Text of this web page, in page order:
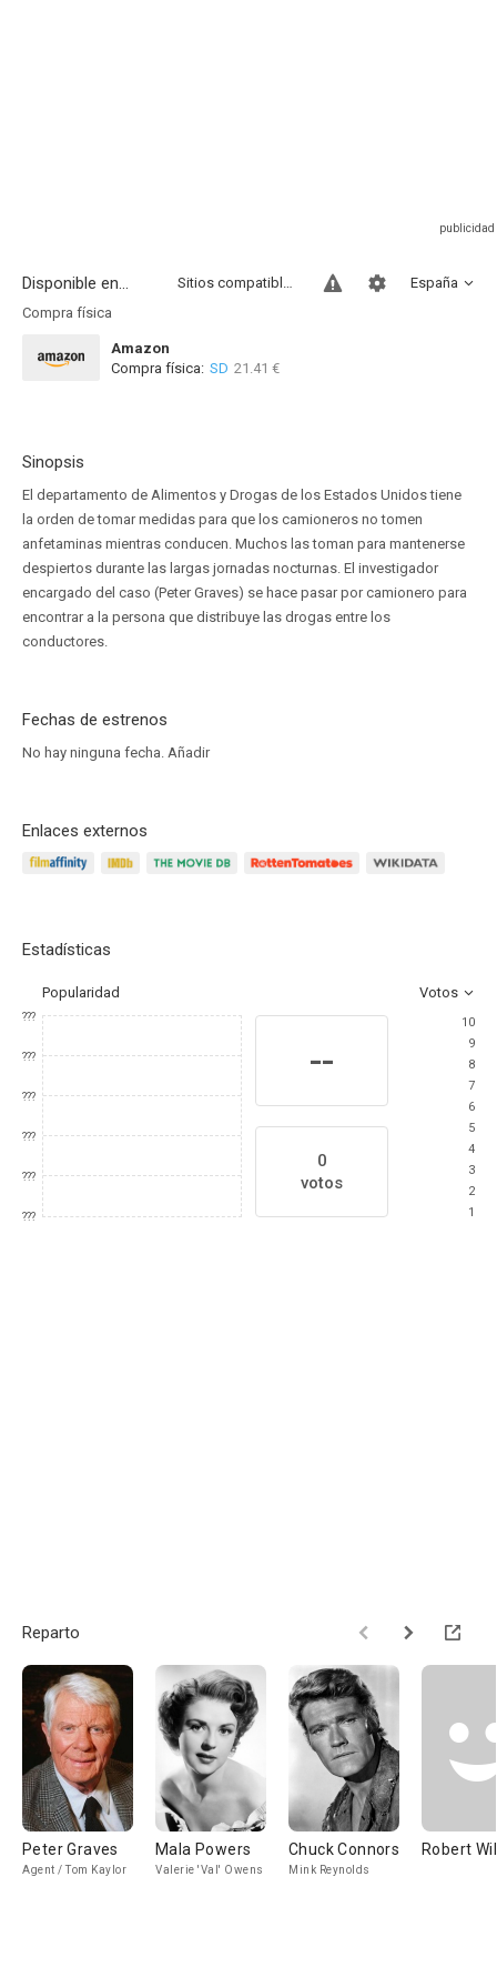
Disponible en... España
Sitios compatibles
Compra física
Amazon
Compra física: SD 21.41 €
Sinopsis
El departamento de Alimentos y Drogas de los Estados Unidos tiene
la orden de tomar medidas para que los camioneros no tomen
anfetaminas mientras conducen. Muchos las toman para mantenerse
despiertos durante las largas jornadas nocturnas. El investigador
encargado del caso (Peter Graves) se hace pasar por camionero para
encontrar a la persona que distribuye las drogas entre los
conductores.
Fechas de estrenos
No hay ninguna fecha. Añadir
Enlaces externos
Estadísticas
Popularidad Votos
???
???
???
???
???
???
--
0
votos
10
9
8
7
6
5
4
3
2
1
Reparto
Peter Graves
Agent / Tom Kaylor
Mala Powers
Valerie 'Val' Owens
Chuck Connors
Mink Reynolds
Robert